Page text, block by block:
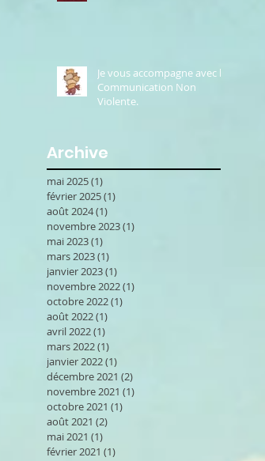
Je vous accompagne avec la
Communication Non
Violente.
Archive
mai 2025(1)
février 2025(1)
août 2024(1)
novembre 2023(1)
mai 2023(1)
mars 2023(1)
janvier 2023(1)
novembre 2022(1)
octobre 2022(1)
août 2022(1)
avril 2022(1)
mars 2022(1)
janvier 2022(1)
décembre 2021 (2)
novembre 2021 (1)
octobre 2021 (1)
août 2021 (2)
mai 2021 (1)
février 2021 (1)